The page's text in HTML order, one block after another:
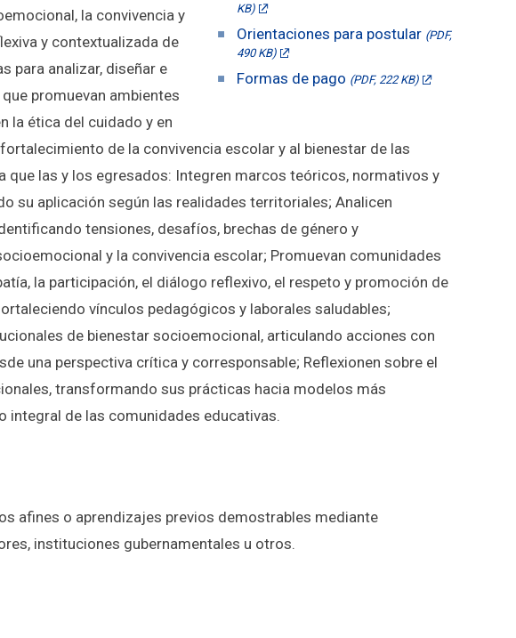
KB)
Orientaciones para postular (PDF,
490 KB)
Formas de pago (PDF, 222 KB)
la convivencia y
y contextualizada de
para analizar, diseñar e
promuevan ambientes
la ética del cuidado y en
de la convivencia escolar y al bienestar de las
que las y los egresados: Integren marcos teóricos, normativos y
su aplicación según las realidades territoriales; Analicen
tensiones, desafíos, brechas de género y
y la convivencia escolar; Promuevan comunidades
la participación, el diálogo reflexivo, el respeto y promoción de
vínculos pedagógicos y laborales saludables;
de bienestar socioemocional, articulando acciones con
una perspectiva crítica y corresponsable; Reflexionen sobre el
transformando sus prácticas hacia modelos más
de las comunidades educativas.
afines o aprendizajes previos demostrables mediante
instituciones gubernamentales u otros.